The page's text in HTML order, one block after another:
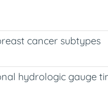
cancer subtypes
hydrologic gauge